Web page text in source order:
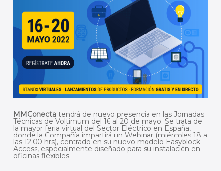
MMConectatendrá de nuevo presencia en las Jornadas
Técnicas de Voltimum del 16 al 20 de mayo. Se trata de
la mayor feria virtual del Sector Eléctrico en España,
donde la Compañía impartirá un Webinar (miércoles 18 a
las 12.00 hrs), centrado en su nuevo modelo Easyblock
Access, especialmente diseñado para su instalación en
oficinas flexibles.